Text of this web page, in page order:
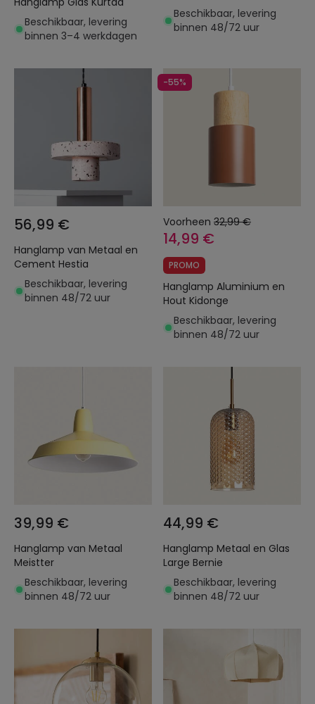
Beschikbaar, levering
binnen 3–4 werkdagen
Beschikbaar, levering
binnen 48/72 uur
56,99 €
Hanglamp van Metaal en
Cement Hestia
Beschikbaar, levering
binnen 48/72 uur
-55%
Voorheen 32,99 €
14,99 €
PROMO
Hanglamp Aluminium en
Hout Kidonge
Beschikbaar, levering
binnen 48/72 uur
39,99 €
Hanglamp van Metaal
Meistter
Beschikbaar, levering
binnen 48/72 uur
44,99 €
Hanglamp Metaal en Glas
Large Bernie
Beschikbaar, levering
binnen 48/72 uur